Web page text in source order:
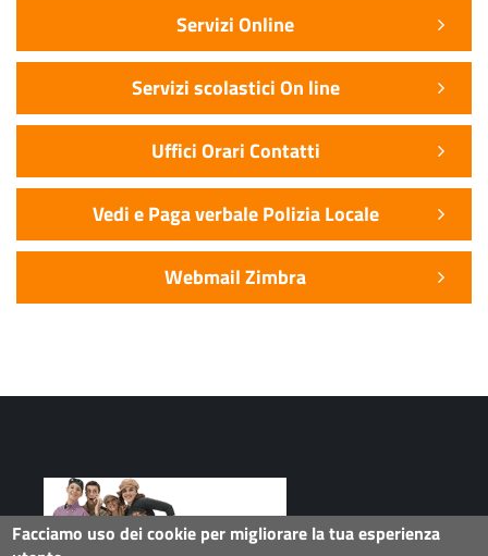
Servizi Online
Servizi scolastici On line
Uffici Orari Contatti
Vedi e Paga verbale Polizia Locale
Webmail Zimbra
Facciamo uso dei cookie per migliorare la tua esperienza